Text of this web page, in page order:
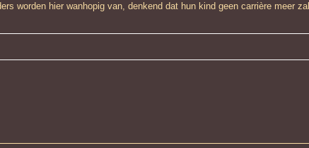
worden hier wanhopig van, denkend dat hun kind geen carrière meer zal